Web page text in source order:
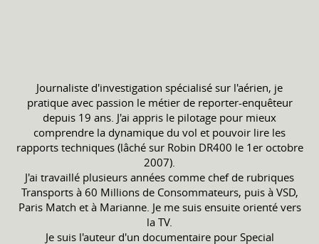
Journaliste d'investigation spécialisé sur l'aérien, je
pratique avec passion le métier de reporter-enquêteur
depuis 19 ans. J'ai appris le pilotage pour mieux
comprendre la dynamique du vol et pouvoir lire les
rapports techniques (lâché sur Robin DR400 le 1er octobre
2007).
J'ai travaillé plusieurs années comme chef de rubriques
Transports à 60 Millions de Consommateurs, puis à VSD,
Paris Match et à Marianne. Je me suis ensuite orienté vers
la TV.
Je suis l'auteur d'un documentaire pour Special